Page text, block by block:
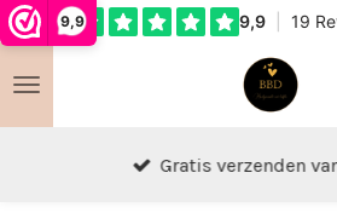
9,9
Ga
naar
de
Gratis verzenden